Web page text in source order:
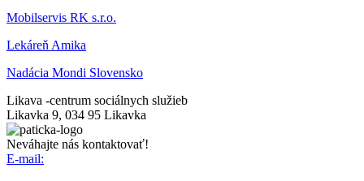
Mobilservis RK s.r.o.
Lekáreň Amika
Nadácia Mondi Slovensko
Likava -centrum sociálnych služieb
Likavka 9, 034 95 Likavka
Neváhajte nás kontaktovať!
E-mail: